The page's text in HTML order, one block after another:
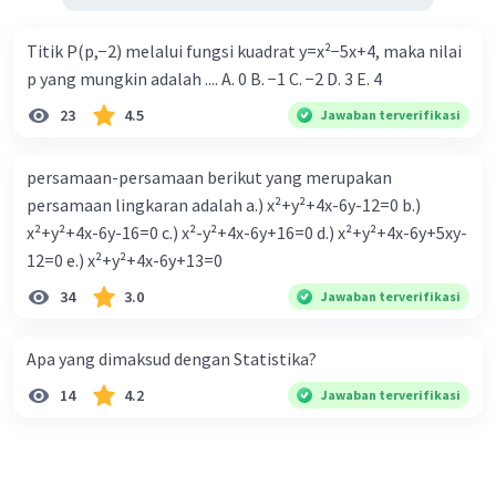
Titik P(p,−2) melalui fungsi kuadrat y=x²−5x+4, maka nilai
p yang mungkin adalah .... A. 0 B. −1 C. −2 D. 3 E. 4
23 4.5 Jawaban terverifikasi
persamaan-persamaan berikut yang merupakan
persamaan lingkaran adalah a.) x²+y²+4x-6y-12=0 b.)
x²+y²+4x-6y-16=0 c.) x²-y²+4x-6y+16=0 d.) x²+y²+4x-6y+5xy-
12=0 e.) x²+y²+4x-6y+13=0
34 3.0 Jawaban terverifikasi
Apa yang dimaksud dengan Statistika?
14 4.2 Jawaban terverifikasi